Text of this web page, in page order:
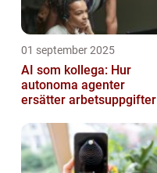
01 september 2025
AI som kollega: Hur
autonoma agenter
ersätter arbetsuppgifter